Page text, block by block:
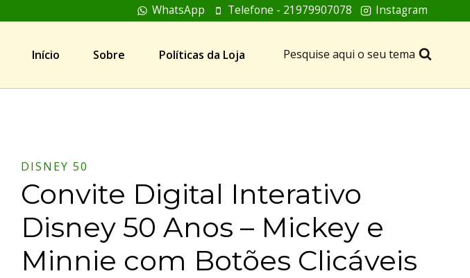
WhatsApp Telefone - 21979907078 Instagram
Início Sobre Políticas da Loja Pesquise aqui o seu tema
DISNEY 50
Convite Digital Interativo
Disney 50 Anos – Mickey e
Minnie com Botões Clicáveis